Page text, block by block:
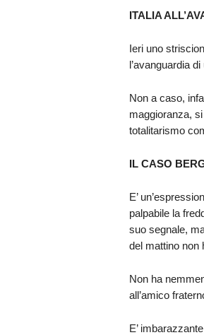
ITALIA
Ieri uno
l’avanguardia
Non a caso,
maggioranza,
totalitarismo
IL CASO
E’
palpabile la
suo segnale,
del mattino non
Non ha
all’amico
E’